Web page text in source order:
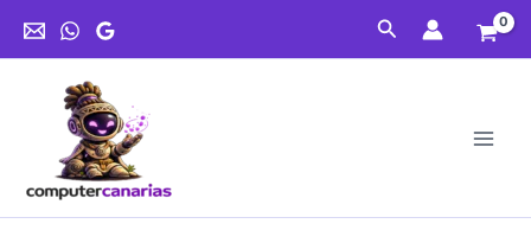
Buscar
MK5,MK6
cantidad